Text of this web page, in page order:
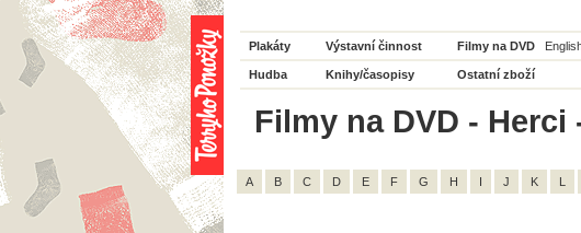
Plakáty Výstavní činnost Filmy na DVD
Hudba Knihy/časopisy Ostatní zboží
Filmy na DVD -
A B C D E F G H I J K L